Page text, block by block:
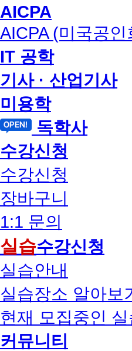
AICPA
AICPA (미국공
IT 공학
기사 · 산업기사
미용학
독학사
수강신청
수강신청
장바구니
1:1 문의
실습수강신청
실습안내
실습장소 알아보
현재 모집중인 실
커뮤니티